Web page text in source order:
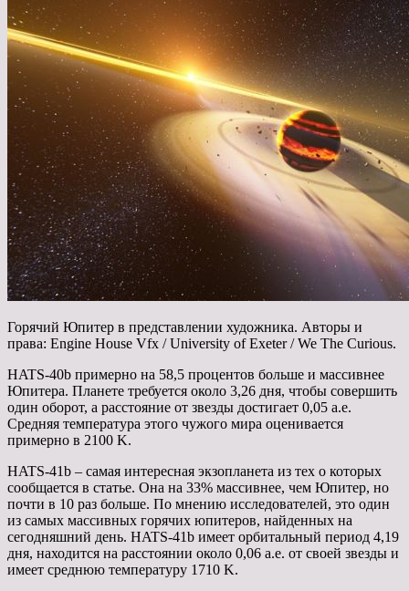
Горячий Юпитер в представлении художника. Авторы и
права: Engine House Vfx / University of Exeter / We The Curious.
HATS-40b примерно на 58,5 процентов больше и массивнее
Юпитера. Планете требуется около 3,26 дня, чтобы совершить
один оборот, а расстояние от звезды достигает 0,05 а.е.
Средняя температура этого чужого мира оценивается
примерно в 2100 K.
HATS-41b – самая интересная экзопланета из тех о которых
сообщается в статье. Она на 33% массивнее, чем Юпитер, но
почти в 10 раз больше. По мнению исследователей, это один
из самых массивных горячих юпитеров, найденных на
сегодняшний день. HATS-41b имеет орбитальный период 4,19
дня, находится на расстоянии около 0,06 а.е. от своей звезды и
имеет среднюю температуру 1710 K.